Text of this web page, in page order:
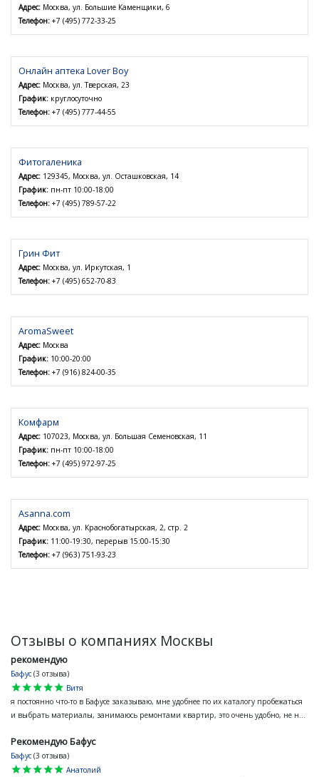
Адрес: Москва, ул. Большие Каменщики, 6
Телефон: +7 (495) 772-33-25
Онлайн аптека Lover Boy
Адрес: Москва, ул. Тверская, 23
График: круглосуточно
Телефон: +7 (495) 777-44-55
Фитогаленика
Адрес: 129345, Москва, ул. Осташковская, 14
График: пн-пт 10:00-18:00
Телефон: +7 (495) 789-57-22
Грин Фит
Адрес: Москва, ул. Иркутская, 1
Телефон: +7 (495) 652-70-83
AromaSweet
Адрес: Москва
График: 10:00-20:00
Телефон: +7 (916) 824-00-35
Комфарм
Адрес: 107023, Москва, ул. Большая Семеновская, 11
График: пн-пт 10:00-18:00
Телефон: +7 (495) 972-97-25
Asanna.com
Адрес: Москва, ул. Краснобогатырская, 2, стр. 2
График: 11:00-19:30, перерыв 15:00-15:30
Телефон: +7 (963) 751-93-23
Отзывы о компаниях Москвы
рекомендую
Бафус (3 отзыва)
star
star
star
star
star
Витя
я постоянно что-то в Бафусе заказываю, мне удобнее по их каталогу пробежаться
и выбрать материалы, занимаюсь ремонтами квартир, это очень удобно, не н...
Рекомендую Бафус
Бафус (3 отзыва)
star
star
star
star
star
Анатолий